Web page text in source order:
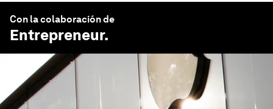
Con la colaboración de
Entrepreneur.